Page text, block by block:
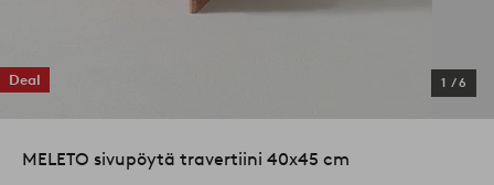
Deal 1 /6
MELETO sivupöytä travertiini 40x45 cm